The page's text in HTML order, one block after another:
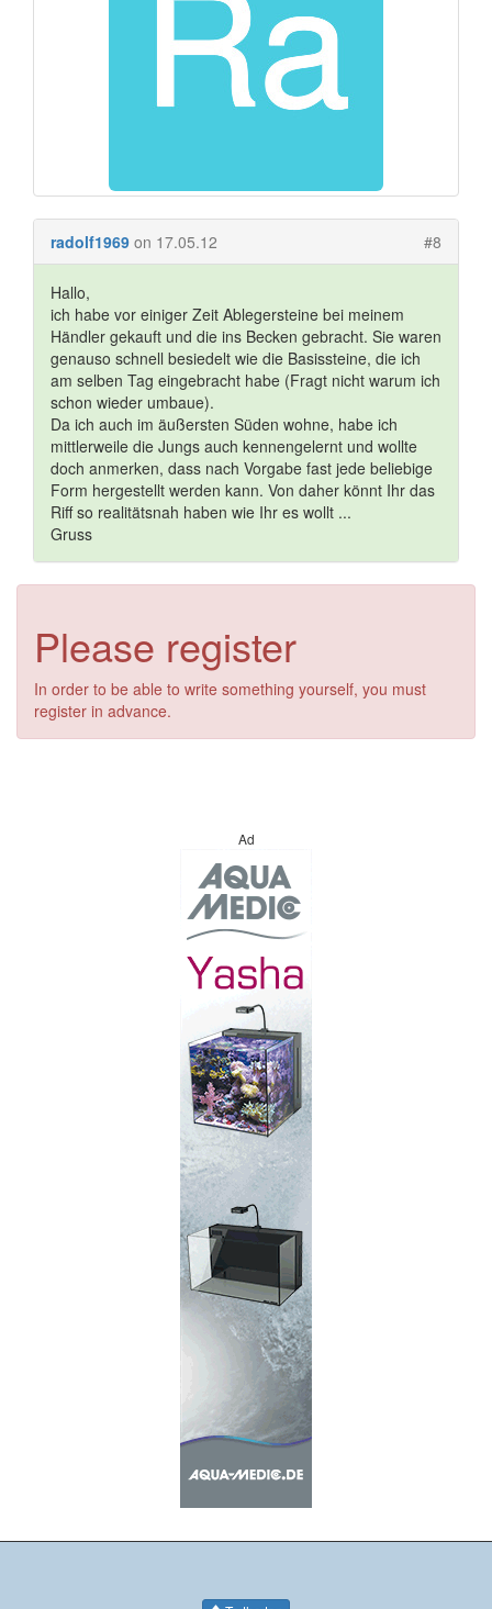
radolf1969 on 17.05.12 #8
Hallo,
ich habe vor einiger Zeit Ablegersteine bei meinem
Händler gekauft und die ins Becken gebracht. Sie waren
genauso schnell besiedelt wie die Basissteine, die ich
am selben Tag eingebracht habe (Fragt nicht warum ich
schon wieder umbaue).
Da ich auch im äußersten Süden wohne, habe ich
mittlerweile die Jungs auch kennengelernt und wollte
doch anmerken, dass nach Vorgabe fast jede beliebige
Form hergestellt werden kann. Von daher könnt Ihr das
Riff so realitätsnah haben wie Ihr es wollt ...
Gruss
Please register
In order to be able to write something yourself, you must
register in advance.
Ad